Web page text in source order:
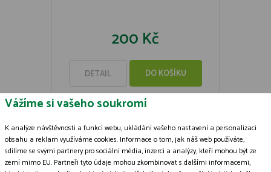
200 Kč
DETAIL DO KOŠÍKU
Zásady zpracování souborů cookies
Vážíme si vašeho soukromí
K analýze návštěvnosti a funkcí webu, ukládání vašeho nastavení a personalizaci
obsahu a reklam využíváme cookies. Informace o tom, jak náš web používáte,
sdílíme se svými partnery pro sociální média, inzerci a analýzy, kteří mohou být ze
zemí mimo EU. Partneři tyto údaje mohou zkombinovat s dalšími informacemi,